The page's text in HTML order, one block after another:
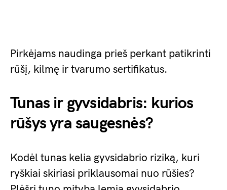
Pirkėjams naudinga prieš perkant patikrinti
rūšį, kilmę ir tvarumo sertifikatus.
Tunas ir gyvsidabris: kurios
rūšys yra saugesnės?
Kodėl tunas kelia gyvsidabrio riziką, kuri
ryškiai skiriasi priklausomai nuo rūšies?